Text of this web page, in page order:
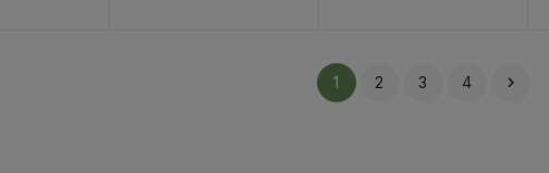
1 2 3 4 